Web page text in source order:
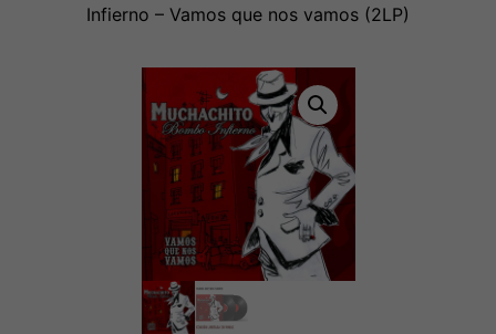
Infierno – Vamos que nos vamos (2LP)